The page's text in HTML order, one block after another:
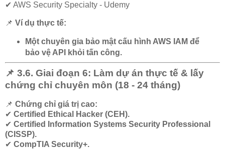
✔ AWS Security Specialty - Udemy
📌 Ví dụ thực tế:
Một chuyên gia bảo mật cấu hình AWS IAM để
bảo vệ API khỏi tấn công.
📌 3.6. Giai đoạn 6: Làm dự án thực tế & lấy
chứng chỉ chuyên môn (18 - 24 tháng)
📌 Chứng chỉ giá trị cao:
✔ Certified Ethical Hacker (CEH).
✔ Certified Information Systems Security Professional
(CISSP).
✔ CompTIA Security+.